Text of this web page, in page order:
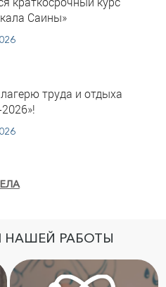
Саины»
труда и отдыха
НАШЕЙ РАБОТЫ